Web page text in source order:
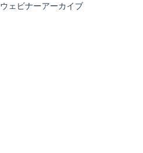
ウェビナーアーカイブ